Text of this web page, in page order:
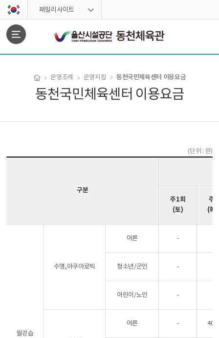
스킵네비게이션
패밀리사이트
문서위치 운영조례 운영지침 동천국민체육센터 이용요금
동천국민체육센터 이용요금
(단위 : 원)
구분
주1회
(토)
주
(화,
월강습
수영,아쿠아로빅
어른 -
청소년/군인 -
어린이/노인 -
어른 -